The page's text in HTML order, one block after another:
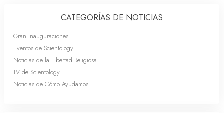
CATEGORÍAS DE NOTICIAS
Gran Inauguraciones
Eventos de Scientology
Noticias de la Libertad Religiosa
TV de Scientology
Noticias de Cómo Ayudamos